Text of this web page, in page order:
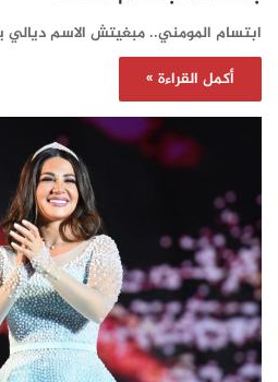
ابتسام المومني.. مبغيتش الاسم
أكمل القراءة »